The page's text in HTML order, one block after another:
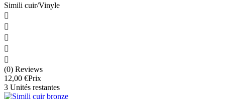
Simili cuir/Vinyle





(0) Reviews
12,00 €Prix
3 Unités restantes